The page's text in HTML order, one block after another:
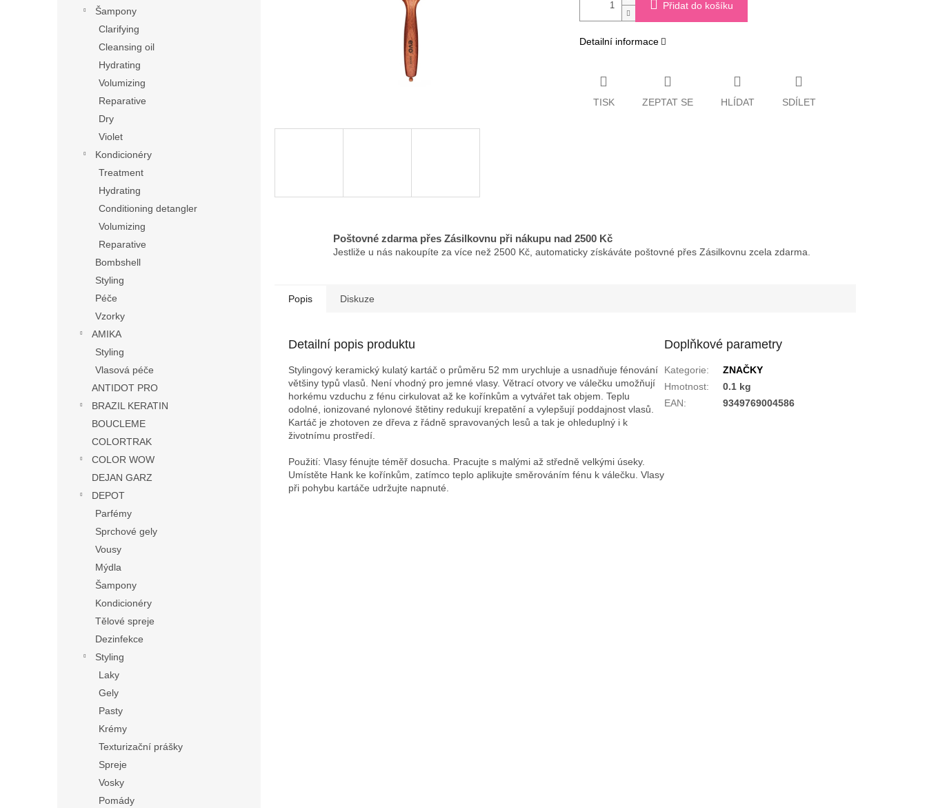
Šampony
Clarifying
Cleansing oil
Hydrating
Volumizing
Reparative
Dry
Violet
Kondicionéry
Treatment
Hydrating
Conditioning detangler
Volumizing
Reparative
Bombshell
Styling
Péče
Vzorky
AMIKA
Styling
Vlasová péče
ANTIDOT PRO
BRAZIL KERATIN
BOUCLEME
COLORTRAK
COLOR WOW
DEJAN GARZ
DEPOT
Parfémy
Sprchové gely
Vousy
Mýdla
Šampony
Kondicionéry
Tělové spreje
Dezinfekce
Styling
Laky
Gely
Pasty
Krémy
Texturizační prášky
Spreje
Vosky
Pomády
Přidat do košíku
Detailní informace
TISK ZEPTAT SE HLÍDAT SDÍLET
Poštovné zdarma přes Zásilkovnu při nákupu nad 2500 Kč
Jestliže u nás nakoupíte za více než 2500 Kč, automaticky získáváte poštovné přes Zásilkovnu zcela zdarma.
Popis Diskuze
Detailní popis produktu
Stylingový keramický kulatý kartáč o průměru 52 mm urychluje a usnadňuje fénování
většiny typů vlasů. Není vhodný pro jemné vlasy. Větrací otvory ve válečku umožňují
horkému vzduchu z fénu cirkulovat až ke kořínkům a vytvářet tak objem. Teplu
odolné, ionizované nylonové štětiny redukují krepatění a vylepšují poddajnost vlasů.
Kartáč je zhotoven ze dřeva z řádně spravovaných lesů a tak je ohleduplný i k
životnímu prostředí.
Použití: Vlasy fénujte téměř dosucha. Pracujte s malými až středně velkými úseky.
Umístěte Hank ke kořínkům, zatímco teplo aplikujte směrováním fénu k válečku. Vlasy
při pohybu kartáče udržujte napnuté.
Doplňkové parametry
Kategorie:
ZNAČKY
Hmotnost:
0.1 kg
EAN: 9349769004586